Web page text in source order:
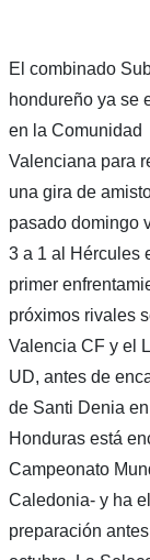
El combinado
hondureño ya se
en la Comunidad
Valenciana para
una gira de
pasado domingo
3 a 1 al Hércules
primer
próximos rivales
Valencia CF y el
UD, antes de
de Santi Denia
Honduras está
Campeonato
Caledonia- y ha
preparación